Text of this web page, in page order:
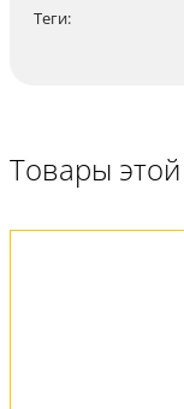
Теги:
Товары